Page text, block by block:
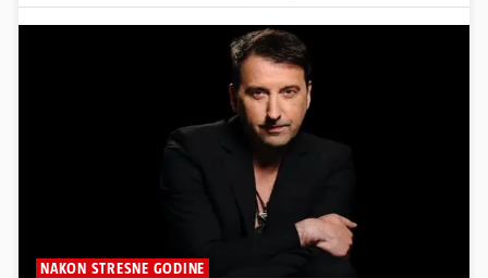
NAKON STRESNE GODINE